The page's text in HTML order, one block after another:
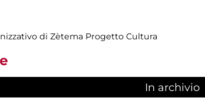
di Zètema Progetto Cultura
In archivio